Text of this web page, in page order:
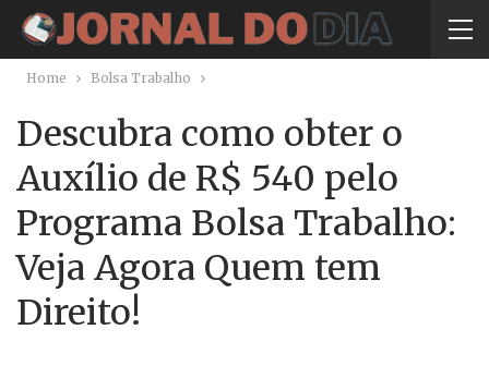
Home Bolsa Trabalho
Descubra como obter o
Auxílio de R$ 540 pelo
Programa Bolsa Trabalho:
Veja Agora Quem tem
Direito!